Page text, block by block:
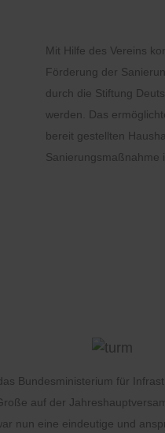
Mit Hilfe des Vereins
Förderung der
durch die Stiftung
werden. Das
bereit gestellten
Sanierungsmaßnahme
Bundesministerium für
auf der
nun eine eindeutige und